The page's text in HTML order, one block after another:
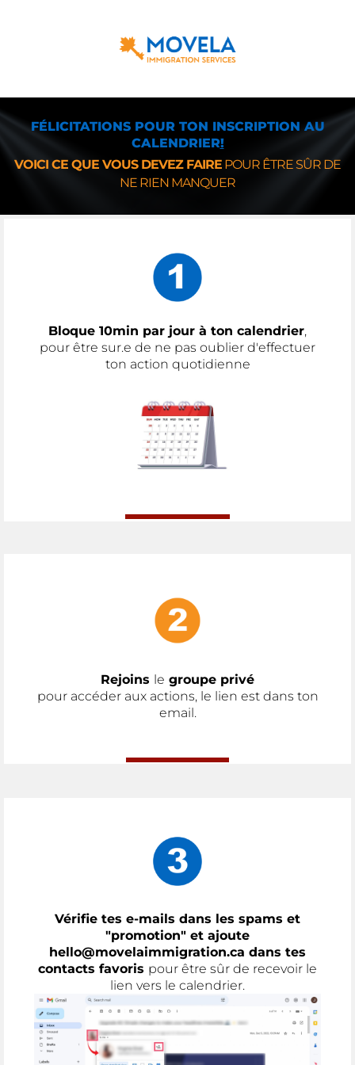
FÉLICITATIONS POUR TON INSCRIPTION AU
CALENDRIER!
VOICI CE QUE VOUS DEVEZ FAIRE POUR ÊTRE SÛR DE
NE RIEN MANQUER
Bloque 10min par jour à ton calendrier,
pour être sur.e de ne pas oublier d'effectuer
ton action quotidienne
Rejoins le groupe privé
pour accéder aux actions, le lien est dans ton
email.
Vérifie tes e-mails dans les spams et
"promotion" et ajoute
hello@movelaimmigration.ca dans tes
contacts favoris pour être sûr de recevoir le
lien vers le calendrier.